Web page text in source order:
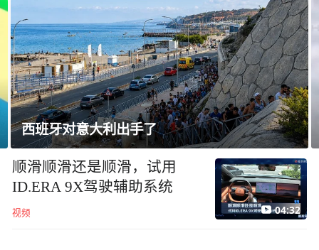
美媒：五角大楼敦促国防企业加快武器生产
顺滑顺滑还是顺滑，试用
ID.ERA 9X驾驶辅助系统
视频 04:32